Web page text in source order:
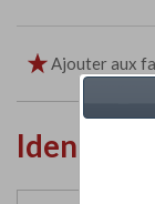
Ajouter aux
Identité